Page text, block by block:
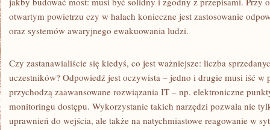
otwartym powietrzu czy w halach konieczne jest zastosowanie
oraz systemów awaryjnego ewakuowania ludzi.
Czy zastanawialiście się kiedyś, co jest ważniejsze: liczba
uczestników? Odpowiedź jest oczywista – jedno i drugie musi iść w
przychodzą zaawansowane rozwiązania IT – np. elektroniczne
monitoringu dostępu. Wykorzystanie takich narzędzi pozwala nie
uprawnień do wejścia, ale także na natychmiastowe reagowanie w